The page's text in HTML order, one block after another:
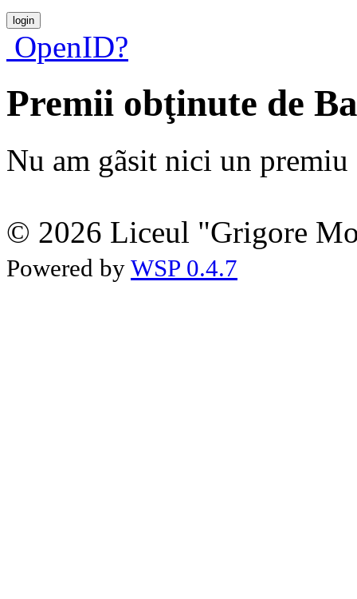
OpenID?
Premii obţinute de
Nu am gãsit nici un premiu
© 2026 Liceul "Grigore
Powered by WSP 0.4.7